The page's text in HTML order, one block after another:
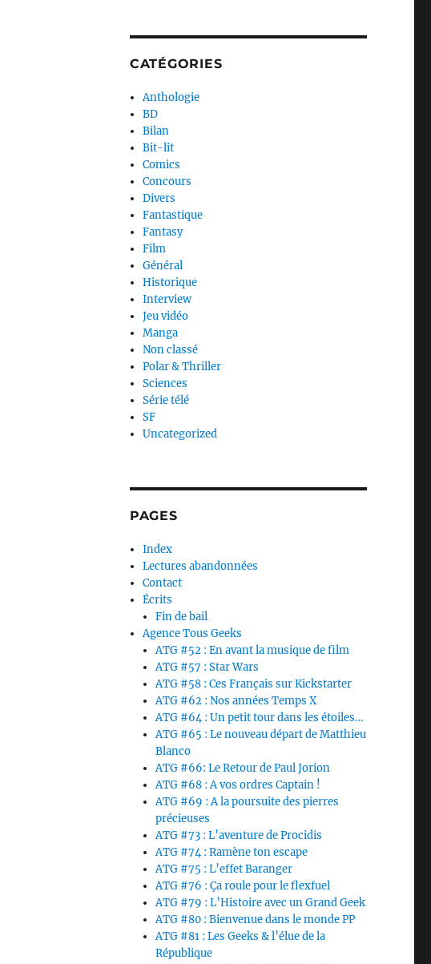
CATÉGORIES
Anthologie
BD
Bilan
Bit-lit
Comics
Concours
Divers
Fantastique
Fantasy
Film
Général
Historique
Interview
Jeu vidéo
Manga
Non classé
Polar & Thriller
Sciences
Série télé
SF
Uncategorized
PAGES
Index
Lectures abandonnées
Contact
Écrits
Fin de bail
Agence Tous Geeks
ATG #52 : En avant la musique de film
ATG #57 : Star Wars
ATG #58 : Ces Français sur Kickstarter
ATG #62 : Nos années Temps X
ATG #64 : Un petit tour dans les étoiles…
ATG #65 : Le nouveau départ de Matthieu
Blanco
ATG #66: Le Retour de Paul Jorion
ATG #68 : A vos ordres Captain !
ATG #69 : A la poursuite des pierres
précieuses
ATG #73 : L’aventure de Procidis
ATG #74 : Ramène ton escape
ATG #75 : L’effet Baranger
ATG #76 : Ça roule pour le flexfuel
ATG #79 : L’Histoire avec un Grand Geek
ATG #80 : Bienvenue dans le monde PP
ATG #81 : Les Geeks & l’élue de la
République